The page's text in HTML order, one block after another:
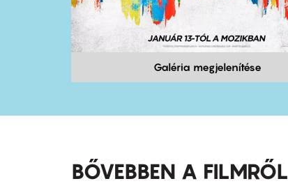
Galéria megjelenítése
BŐVEBBEN A FILMRŐL